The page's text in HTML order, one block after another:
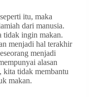
itu, maka
dari manusia.
tidak ingin makan.
menjadi hal terakhir
menjadi
alasan
kita tidak membantu
makan.